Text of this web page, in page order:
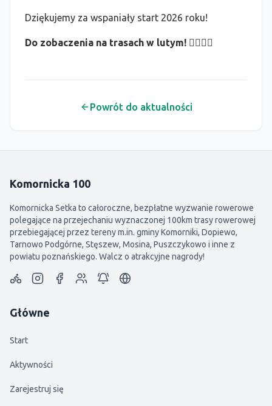
Dziękujemy za wspaniały start 2026 roku!
Do zobaczenia na trasach w lutym! 🚴‍♂️🚴‍♀️
Powrót do aktualności
Komornicka 100
Komornicka Setka to całoroczne, bezpłatne wyzwanie rowerowe
polegające na przejechaniu wyznaczonej 100km trasy rowerowej
przebiegającej przez tereny m.in. gminy Komorniki, Dopiewo,
Tarnowo Podgórne, Stęszew, Mosina, Puszczykowo i inne z
powiatu poznańskiego. Walcz o atrakcyjne nagrody!
Główne
Start
Aktywności
Zarejestruj się